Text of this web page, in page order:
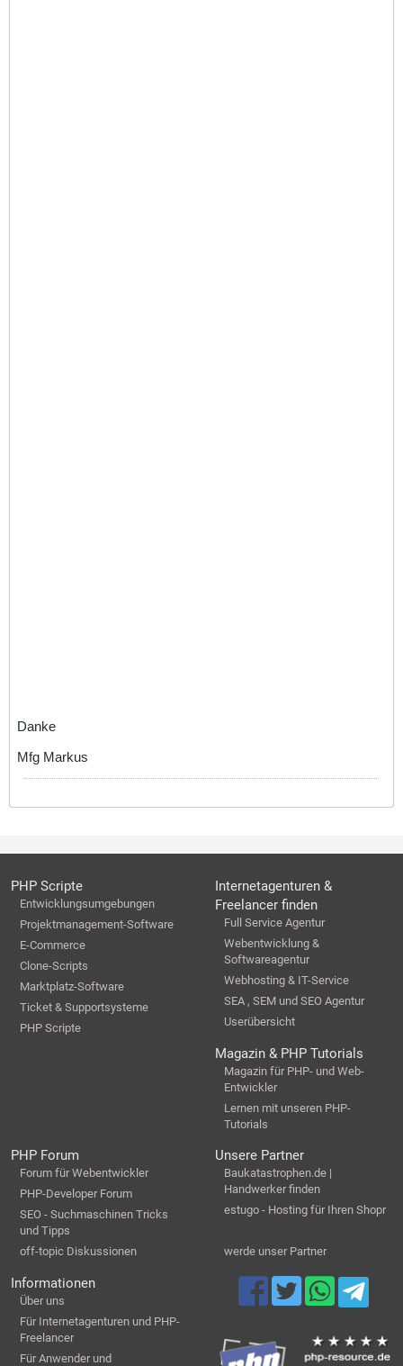
Danke
Mfg Markus
PHP Scripte
Entwicklungsumgebungen
Projektmanagement-Software
E-Commerce
Clone-Scripts
Marktplatz-Software
Ticket & Supportsysteme
PHP Scripte
Internetagenturen &
Freelancer finden
Full Service Agentur
Webentwicklung &
Softwareagentur
Webhosting & IT-Service
SEA , SEM und SEO Agentur
Userübersicht
Magazin & PHP Tutorials
Magazin für PHP- und Web-
Entwickler
Lernen mit unseren PHP-
Tutorials
PHP Forum
Forum für Webentwickler
PHP-Developer Forum
SEO - Suchmaschinen Tricks
und Tipps
off-topic Diskussionen
Unsere Partner
Baukatastrophen.de |
Handwerker finden
estugo - Hosting für Ihren Shopr
werde unser Partner
Informationen
Über uns
Für Internetagenturen und PHP-
Freelancer
Für Anwender und